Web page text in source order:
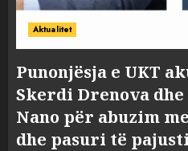
Aktualitet
Punonjësja e UKT
Skerdi Drenova dhe
Nano për abuzim
dhe pasuri të